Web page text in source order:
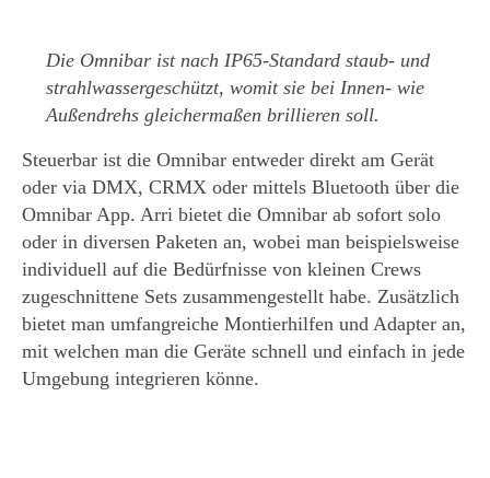
Die Omnibar ist nach IP65-Standard staub- und
strahlwassergeschützt, womit sie bei Innen- wie
Außendrehs gleichermaßen brillieren soll.
Steuerbar ist die Omnibar entweder direkt am Gerät
oder via DMX, CRMX oder mittels Bluetooth über die
Omnibar App. Arri bietet die Omnibar ab sofort solo
oder in diversen Paketen an, wobei man beispielsweise
individuell auf die Bedürfnisse von kleinen Crews
zugeschnittene Sets zusammengestellt habe. Zusätzlich
bietet man umfangreiche Montierhilfen und Adapter an,
mit welchen man die Geräte schnell und einfach in jede
Umgebung integrieren könne.